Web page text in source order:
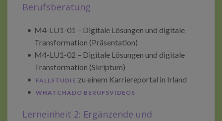
Berufsberatung
M4-LU1-01 – Digitale Lösungen und digitale
Transformation (Präsentation)
M4-LU1-02 – Digitale Lösungen und digitale
Transformation (Skriptum)
FALLSTUDIE zu einem Karriereportal in Irland
WHATCHADO BERUFSVIDEOS
Lerneinheit 2: Ergänzende und